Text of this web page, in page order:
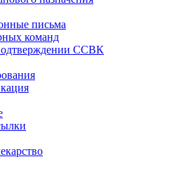
письма
команд
ССВК